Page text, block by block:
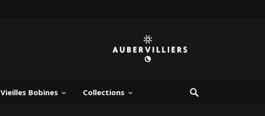
Vieilles Bobines Collections